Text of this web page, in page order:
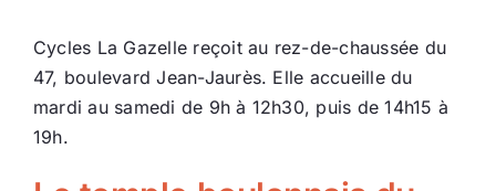
Conseils
Actualité
Cycles La Gazelle reçoit au rez-de-chaussée du
47, boulevard Jean-Jaurès. Elle accueille du
mardi au samedi de 9h à 12h30, puis de 14h15 à
19h.